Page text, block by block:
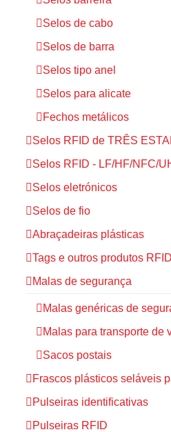
Selos de cabo
Selos de barra
Selos tipo anel
Selos para alicate
Fechos metálicos
Selos RFID de TRÊS
Selos RFID - LF/HF/NFC/
Selos eletrónicos
Selos de fio
Abraçadeiras plásticas
Tags e outros produtos RFID
Malas de segurança
Malas genéricas de
Malas para transporte de
Sacos postais
Frascos plásticos seláveis
Pulseiras identificativas
Pulseiras RFID